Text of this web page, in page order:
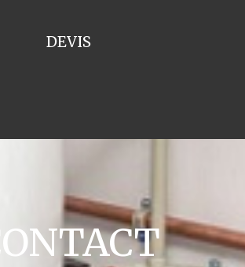
DEVIS
CONTACT